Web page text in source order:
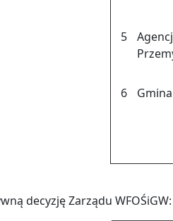
5
6
decyzję Zarządu WFOŚiGW: